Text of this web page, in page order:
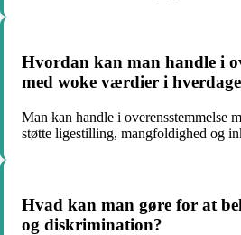
Hvordan kan man handle i
med woke værdier i
Man kan handle i overensstemmelse
støtte ligestilling, mangfoldighed og
Hvad kan man gøre for at
og diskrimination?